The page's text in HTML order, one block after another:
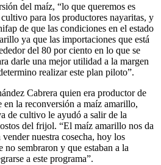
del maíz, “lo que queremos es
para los productores nayaritas, y
de que las condiciones en el estado
ya que las importaciones que está
del 80 por ciento en lo que se
darle una mejor utilidad a la margen
realizar este plan piloto”.
Cabrera quien era productor de
la reconversión a maíz amarillo,
de cultivo le ayudó a salir de la
del frijol. “El maíz amarillo nos da
nuestra cosecha, hoy los
no sembraron y que estaban a la
a este programa”.